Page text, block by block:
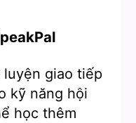
giao tiếp
kỹ năng hội
học thêm